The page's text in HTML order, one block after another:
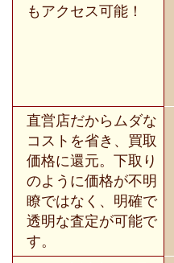
もアクセス可能！
直営店だからムダな
コストを省き、買取
価格に還元。下取り
のように価格が不明
瞭ではなく、明確で
透明な査定が可能で
す。